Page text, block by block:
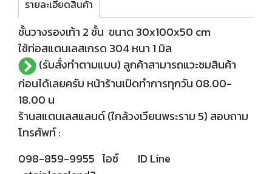
รายละเอียดสินค้า
ชั้นวางรองเท้า 2 ชั้น ขนาด 30x100x50 cm
ใช้ท่อสแตนเลสเกรด 304 หนา 1 มิล
(รับสั่งทำตามแบบ) ลูกค้าสามารถแวะชมสินค้า
ก่อนได้เลยครับ หน้าร้านเปิดทำการทุกวัน 08.00-
18.00 น
ร้านสแตนเลสแลนด์ (ใกล้วงเวียนพระราม 5) สอบถาม
โทรศัพท์ :
098-859-9955 ไอซ์ ID Line